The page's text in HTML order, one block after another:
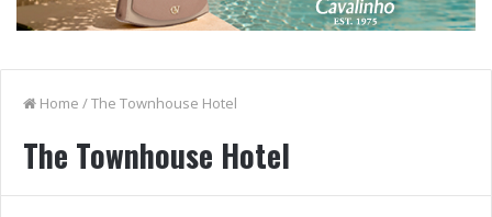
Home /The Townhouse Hotel
The Townhouse Hotel